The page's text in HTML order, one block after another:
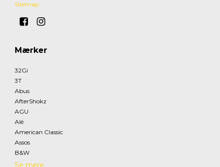
Sitemap
Mærker
32Gi
3T
Abus
AfterShokz
AGU
Alé
American Classic
Assos
B&W
Se mere